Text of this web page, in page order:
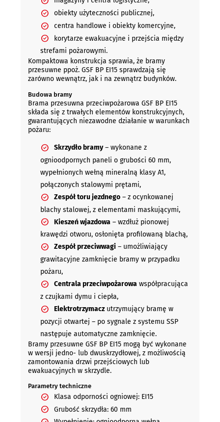
obiekty użyteczności publicznej,
centra handlowe i obiekty komercyjne,
korytarze ewakuacyjne i przejścia między
strefami pożarowymi.
Kompaktowa konstrukcja sprawia, że bramy
przesuwne ppoż. GSF BP EI15 sprawdzają się
zarówno wewnątrz, jak i na zewnątrz budynków.
Budowa bramy
Brama przesuwna przeciwpożarowa GSF BP EI15
składa się z trwałych elementów konstrukcyjnych,
gwarantujących niezawodne działanie w warunkach
pożaru:
Skrzydło bramy– wykonane z
ognioodpornych paneli o grubości 60 mm,
wypełnionych wełną mineralną klasy A1,
połączonych stalowymi prętami,
Zespół toru jezdnego– z ocynkowanej
blachy stalowej, z elementami maskującymi,
Kieszeń wjazdowa– wzdłuż pionowej
krawędzi otworu, osłonięta profilowaną blachą,
Zespół przeciwwagi– umożliwiający
grawitacyjne zamknięcie bramy w przypadku
pożaru,
Centrala przeciwpożarowawspółpracująca
z czujkami dymu i ciepła,
Elektrotrzymaczutrzymujący bramę w
pozycji otwartej – po sygnale z systemu SSP
następuje automatyczne zamknięcie.
Bramy przesuwne GSF BP EI15 mogą być wykonane
w wersji jedno- lub dwuskrzydłowej, z możliwością
zamontowania drzwi przejściowych lub
ewakuacyjnych w skrzydle.
Parametry techniczne
Klasa odporności ogniowej: EI15
Grubość skrzydła: 60 mm